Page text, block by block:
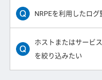
NRPEを利用したロ
ホストまたはサービ
を絞り込みたい